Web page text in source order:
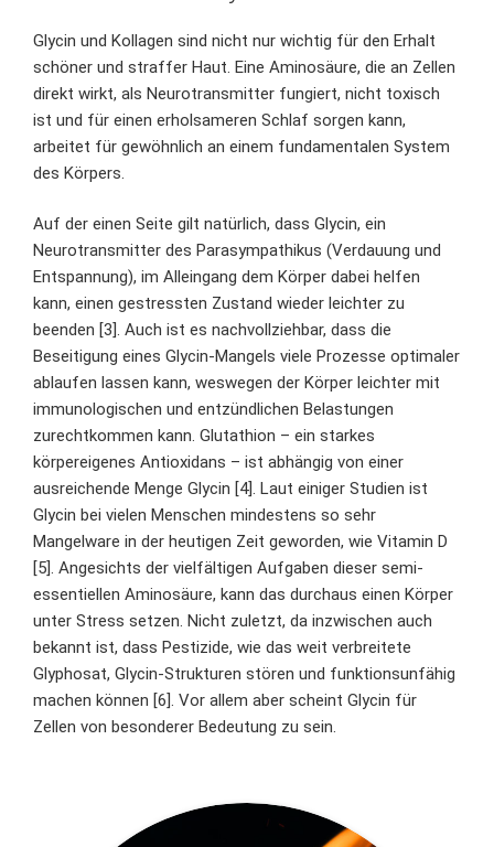
Glycin und Kollagen sind nicht nur wichtig für den Erhalt
schöner und straffer Haut. Eine Aminosäure, die an Zellen
direkt wirkt, als Neurotransmitter fungiert, nicht toxisch
ist und für einen erholsameren Schlaf sorgen kann,
arbeitet für gewöhnlich an einem fundamentalen System
des Körpers.
Auf der einen Seite gilt natürlich, dass Glycin, ein
Neurotransmitter des Parasympathikus (Verdauung und
Entspannung), im Alleingang dem Körper dabei helfen
kann, einen gestressten Zustand wieder leichter zu
beenden [3]. Auch ist es nachvollziehbar, dass die
Beseitigung eines Glycin-Mangels viele Prozesse optimaler
ablaufen lassen kann, weswegen der Körper leichter mit
immunologischen und entzündlichen Belastungen
zurechtkommen kann. Glutathion – ein starkes
körpereigenes Antioxidans – ist abhängig von einer
ausreichende Menge Glycin [4]. Laut einiger Studien ist
Glycin bei vielen Menschen mindestens so sehr
Mangelware in der heutigen Zeit geworden, wie Vitamin D
[5]. Angesichts der vielfältigen Aufgaben dieser semi-
essentiellen Aminosäure, kann das durchaus einen Körper
unter Stress setzen. Nicht zuletzt, da inzwischen auch
bekannt ist, dass Pestizide, wie das weit verbreitete
Glyphosat, Glycin-Strukturen stören und funktionsunfähig
machen können [6]. Vor allem aber scheint Glycin für
Zellen von besonderer Bedeutung zu sein.